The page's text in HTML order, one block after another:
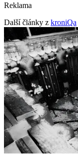
Reklama
Další články z kroniQa